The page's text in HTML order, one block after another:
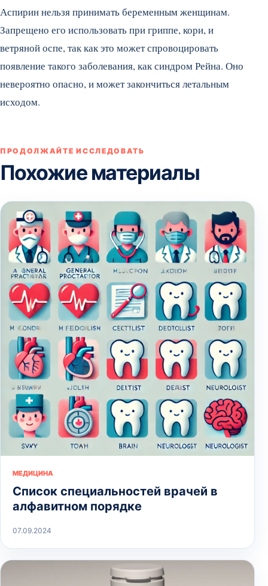
Аспирин нельзя принимать беременным женщинам.
Запрещено его использовать при гриппе, кори, и
ветряной оспе, так как это может спровоцировать
появление такого заболевания, как синдром Рейна. Оно
невероятно опасно, и может закончиться летальным
исходом.
ПРОДОЛЖАЙТЕ ИССЛЕДОВАТЬ
Похожие материалы
МЕДИЦИНА
Список специальностей врачей в
алфавитном порядке
07.09.2024